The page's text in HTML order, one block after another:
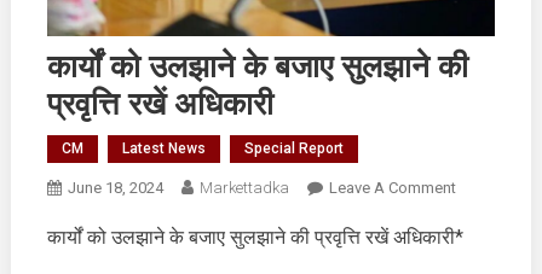
कार्यों को उलझाने के बजाए सुलझाने की
प्रवृत्ति रखें अधिकारी
CM Latest News Special Report
June 18, 2024 Markettadka Leave A CommentOn
को
कार्यों को उलझाने के बजाए सुलझाने की प्रवृत्ति रखें अधिकारी*